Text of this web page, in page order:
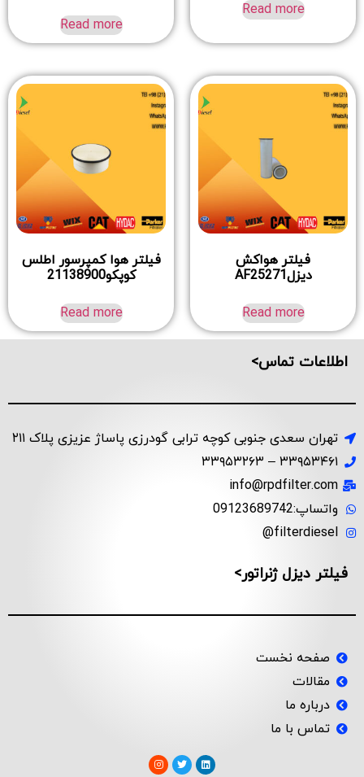
Read more
Read more
فیلتر هواکش
دیزلAF25271
Read more
فیلتر هوا کمپرسور اطلس
کوپکو21138900
Read more
اطلاعات تماس>
تهران سعدی جنوبی کوچه ترابی گودرزی پاساژ عزیزی پلاک ۲۱۱
۳۳۹۵۳۴۶۱ – ۳۳۹۵۳۲۶۳
info@rpdfilter.com
واتساپ:09123689742
filterdiesel@
فیلتر دیزل ژنراتور>
صفحه نخست
مقالات
درباره ما
تماس با ما